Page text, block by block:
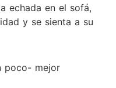
echada en el sofá,
y se sienta a su
poco- mejor